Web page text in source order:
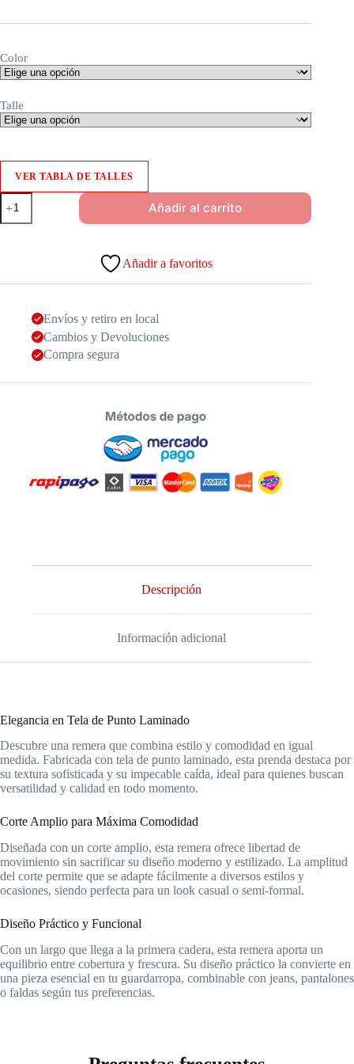
Color
Talle
VER TABLA DE TALLES
Remera
Sofité
cantidad
Añadir al carrito
Añadir a favoritos
Envíos y retiro en local
Cambios y Devoluciones
Compra segura
Descripción
Información adicional
Elegancia en Tela de Punto Laminado
Descubre una remera que combina estilo y comodidad en igual
medida. Fabricada con tela de punto laminado, esta prenda destaca por
su textura sofisticada y su impecable caída, ideal para quienes buscan
versatilidad y calidad en todo momento.
Corte Amplio para Máxima Comodidad
Diseñada con un corte amplio, esta remera ofrece libertad de
movimiento sin sacrificar su diseño moderno y estilizado. La amplitud
del corte permite que se adapte fácilmente a diversos estilos y
ocasiones, siendo perfecta para un look casual o semi-formal.
Diseño Práctico y Funcional
Con un largo que llega a la primera cadera, esta remera aporta un
equilibrio entre cobertura y frescura. Su diseño práctico la convierte en
una pieza esencial en tu guardarropa, combinable con jeans, pantalones
o faldas según tus preferencias.